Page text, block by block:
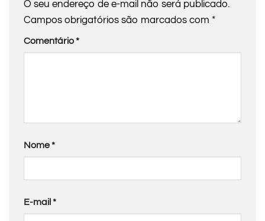
O seu endereço de e-mail não será publicado.
Campos obrigatórios são marcados com *
Comentário*
Nome*
E-mail *